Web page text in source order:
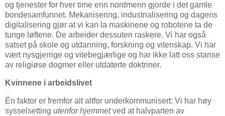
og tjenester for hver time enn nordmenn gjorde i det gamle
bondesamfunnet. Mekanisering, industrialisering og dagens
digitalisering gjør at vi kan la maskinene og robotene ta de
tunge løftene. De arbeider dessuten raskere. Vi har også
satset på skole og utdanning, forskning og vitenskap. Vi har
vært nysgjerrige og vitebegjærlige og har ikke latt oss stanse
av religiøse dogmer eller utdaterte doktriner.
Kvinnene i arbeidslivet
Én faktor er fremfor alt altfor underkommunisert: Vi har høy
sysselsetting utenfor hjemmetved at halvparten av